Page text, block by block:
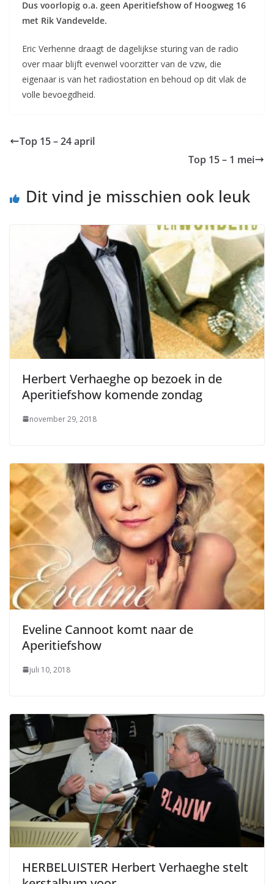
Dus voorlopig o.a. geen Aperitiefshow of Hoogweg 16
met Rik Vandevelde.
Eric Verhenne draagt de dagelijkse sturing van de radio
over maar blijft evenwel voorzitter van de vzw, die
eigenaar is van het radiostation en behoud op dit vlak de
volle bevoegdheid.
Top 15 – 24 april
Top 15 – 1 mei
Dit vind je misschien ook leuk
Herbert Verhaeghe op bezoek in de
Aperitiefshow komende zondag
november 29, 2018
Eveline Cannoot komt naar de
Aperitiefshow
juli 10, 2018
HERBELUISTER Herbert Verhaeghe stelt